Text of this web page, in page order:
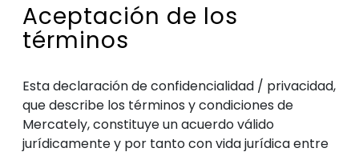
Aceptación de los
términos
Esta declaración de confidencialidad / privacidad,
que describe los términos y condiciones de
Mercately, constituye un acuerdo válido
jurídicamente y por tanto con vida jurídica entre